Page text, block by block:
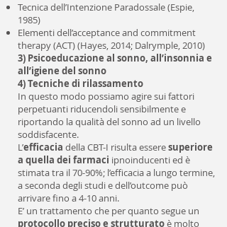
Tecnica dell’Intenzione Paradossale (Espie,
1985)
Elementi dell’acceptance and commitment
therapy (ACT) (Hayes, 2014; Dalrymple, 2010)
3) Psicoeducazione al sonno, all’insonnia e
all’igiene del sonno
4) Tecniche di rilassamento
In questo modo possiamo agire sui fattori
perpetuanti riducendoli sensibilmente e
riportando la qualità del sonno ad un livello
soddisfacente.
L’efficacia della CBT-I risulta esseresuperiore
a quella dei farmaci ipnoinducenti ed è
stimata tra il 70-90%; l’efficacia a lungo termine,
a seconda degli studi e dell’outcome può
arrivare fino a 4-10 anni.
E’ un trattamento che per quanto segue un
protocollo preciso e strutturatoè molto